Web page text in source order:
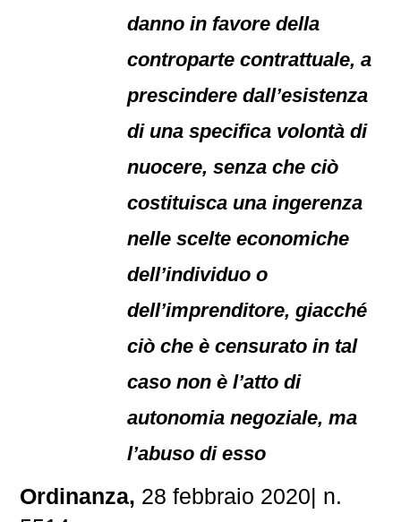
danno in favore della
controparte contrattuale, a
prescindere dall’esistenza
di una specifica volontà di
nuocere, senza che ciò
costituisca una ingerenza
nelle scelte economiche
dell’individuo o
dell’imprenditore, giacché
ciò che è censurato in tal
caso non è l’atto di
autonomia negoziale, ma
l’abuso di esso
Ordinanza, 28 febbraio 2020| n.